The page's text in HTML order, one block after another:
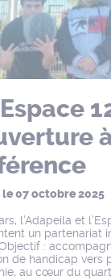
le07 octobre 2025
l’Adapeila et
un partenariat
:
de handicap vers
au cœur du